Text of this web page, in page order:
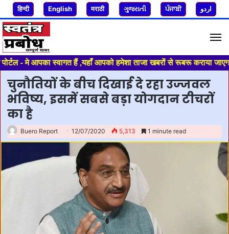
हिन्दी English मराठी ગુજરાતી ਪੰਜਾਬੀ اردو
- मे आपका स्वागत हैं ,यहाँ आपको हमेशा ताजा खबरों से रूबरू कराया
चुनौतियों के बीच दिखाई दे रहा उज्‍जवल
भविष्‍य, इसमें सबसे बड़ा योगदान टीचरों
का है
Buero Report 12/07/2020 5,313 1 minute read